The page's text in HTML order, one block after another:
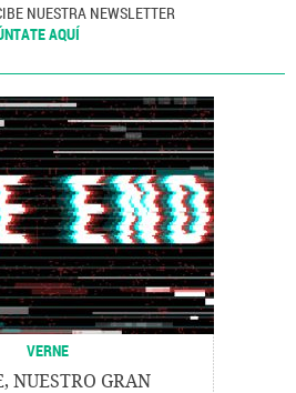
NUESTRA NEWSLETTER
AQUÍ
VERNE
NUESTRO GRAN